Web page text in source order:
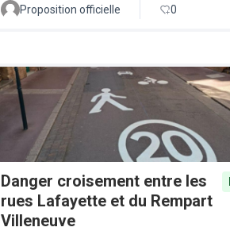
Proposition officielle 0
Danger croisement entre les
rues Lafayette et du Rempart
Villeneuve